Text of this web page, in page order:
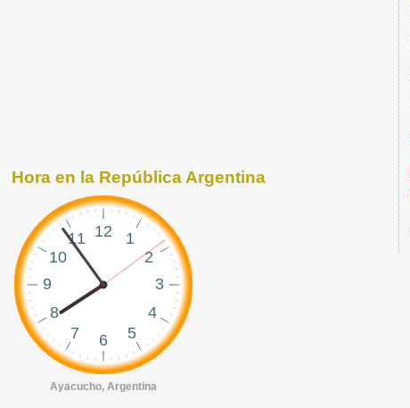
Hora en la República Argentina
Ayacucho, Argentina